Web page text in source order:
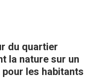
du quartier
la nature sur un
les habitants